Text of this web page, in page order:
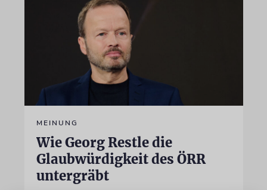
MEINUNG
Wie Georg Restle die
Glaubwürdigkeit des ÖRR
untergräbt